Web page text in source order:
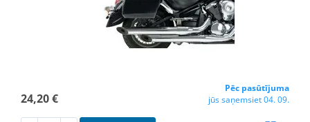
24,20 €
Pēc pasūtījuma
jūs saņemsiet 04. 09.